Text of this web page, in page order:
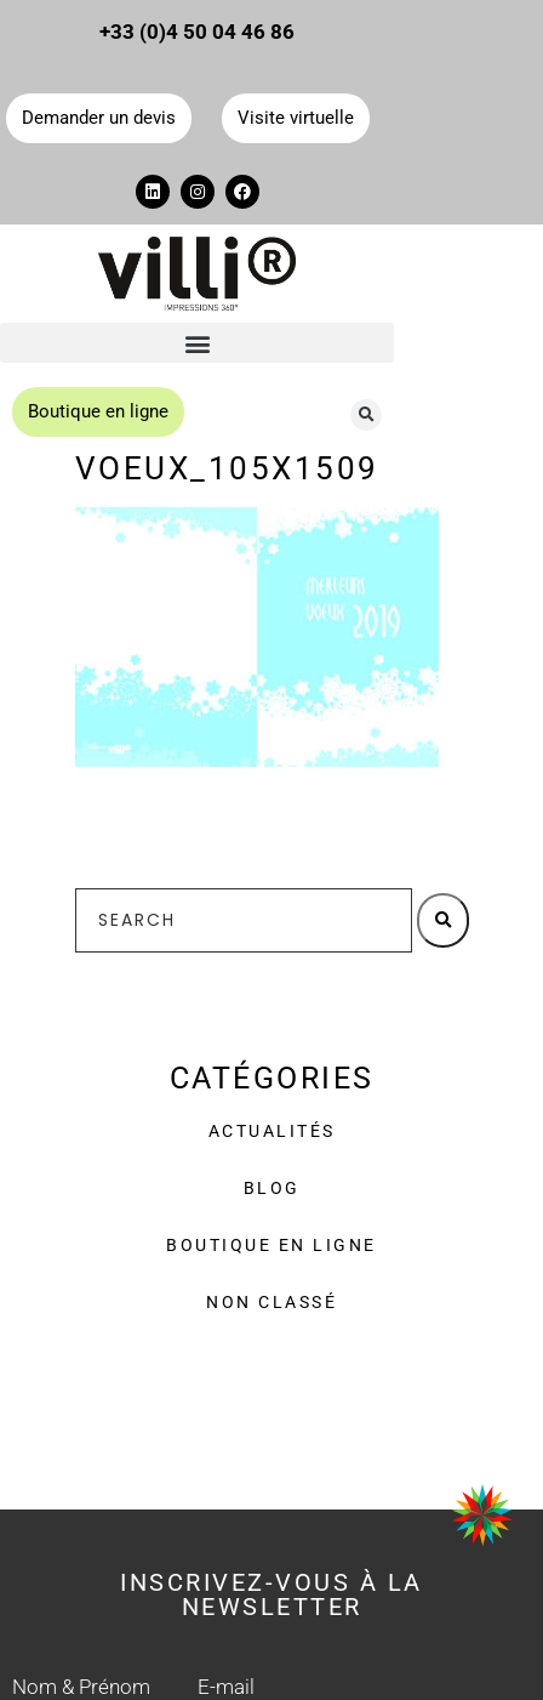
Panneau de gestion des cookies
+33 (0)4 50 04 46 86
Demander un devis Visite virtuelle
Boutique en ligne
VOEUX_105X1509
CATÉGORIES
ACTUALITÉS
BLOG
BOUTIQUE EN LIGNE
NON CLASSÉ
INSCRIVEZ-VOUS À LA
NEWSLETTER
Nom & Prénom E-mail